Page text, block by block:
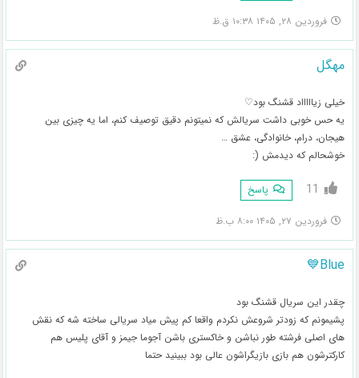
فروردین ۲۸, ۱۴۰۵ ۱۰:۳۸ ق.ظ
مهگل
خیلی زیاااااد قشنگ بود♡
یه حس خوبی داشت سریالش که نمیتونم دقیق توصیف کنم، اما یه چیزی بین
هیجان، درام، خانوادگی، عشق …
خوشحالم که دیدمش (:
11 پاسخ
فروردین ۲۷, ۱۴۰۵ ۸:۰۰ ب.ظ
Blue💙
چقدر این سریال قشنگ بود
پشیمونم که زودتر شروعش نکردم واقعا کم پیش میاد سریالی ساخته شه که نقش
های اصلی فرشته طور نباشن و خاکستری باشن آجوما جیمز و آقای پلیس هم
کارکترشون هم بازی بازیگراشون عالی بود ببینید حتما